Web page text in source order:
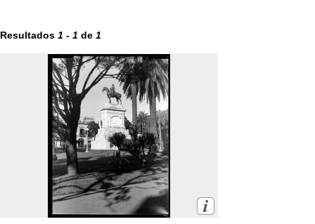
Resultados 1 - 1 de 1